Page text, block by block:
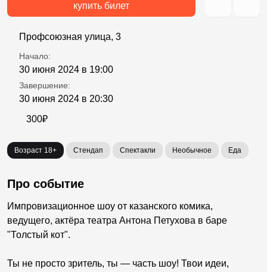
купить билет
Профсоюзная улица, 3
Начало:
30 июня 2024 в 19:00
Завершение:
30 июня 2024 в 20:30
300₽
Возраст 18+ Стендап Спектакли Необычное Еда
Про событие
Импровизационное шоу от казанского комика,
ведущего, актёра театра Антона Петухова в баре
"Толстый кот".
Ты не просто зритель, ты — часть шоу! Твои идеи,